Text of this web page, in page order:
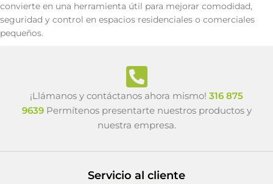
convierte en una herramienta útil para mejorar comodidad,
seguridad y control en espacios residenciales o comerciales
pequeños.
¡Llámanos y contáctanos ahora mismo! 316 875
9639Permítenos presentarte nuestros productos y
nuestra empresa.
Servicio al cliente